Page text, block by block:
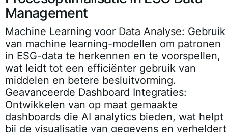
Management
Machine Learning voor Data Analyse: Gebruik
van machine learning-modellen om patronen
in ESG-data te herkennen en te voorspellen,
wat leidt tot een efficiënter gebruik van
middelen en betere besluitvorming.
Geavanceerde Dashboard Integraties:
Ontwikkelen van op maat gemaakte
dashboards die AI analytics bieden, wat helpt
bij de visualisatie van gegevens en verheldert